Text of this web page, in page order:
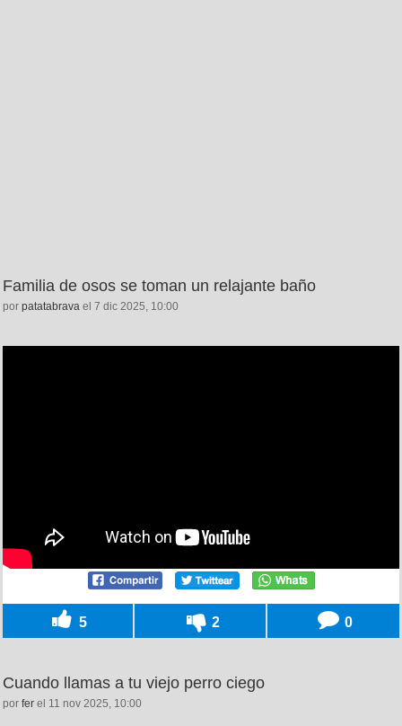
Familia de osos se toman un relajante baño
por patatabrava el 7 dic 2025, 10:00
5 2 0
Cuando llamas a tu viejo perro ciego
por fer el 11 nov 2025, 10:00